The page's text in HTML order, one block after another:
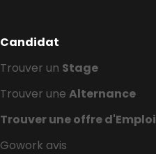
Candidat
Trouver un Stage
Trouver une Alternance
Trouver une offre d'Emploi
Gowork avis